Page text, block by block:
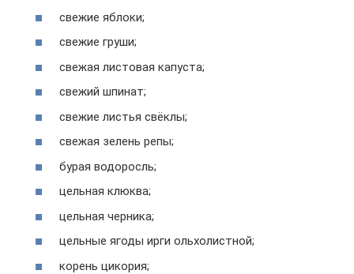
свежие яблоки;
свежие груши;
свежая листовая капуста;
свежий шпинат;
свежие листья свёклы;
свежая зелень репы;
бурая водоросль;
цельная клюква;
цельная черника;
цельные ягоды ирги ольхолистной;
корень цикория;